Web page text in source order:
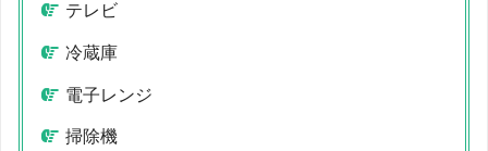
テレビ
冷蔵庫
電子レンジ
掃除機